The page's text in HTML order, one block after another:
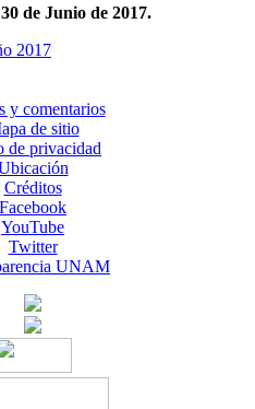
de Junio de 2017.
2017
y comentarios
de sitio
de privacidad
Créditos
Facebook
YouTube
Twitter
UNAM